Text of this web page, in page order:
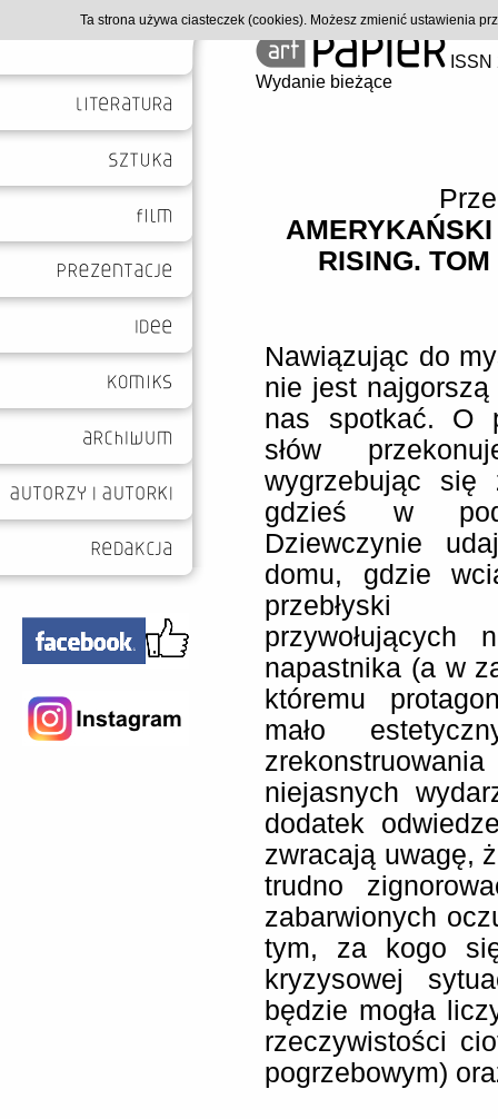
Wydanie bieżące
RISING.
Nawiązując do
nie jest
nas spotkać. O
słów
wygrzebując się
gdzieś w
Dziewczynie
domu, gdzie
przebłyski
przywołujących
napastnika (a w
któremu
mało
niejasnych
dodatek
zwracają uwagę,
trudno
zabarwionych
tym, za kogo
kryzysowej
będzie mogła
rzeczywistości
pogrzebowym)
Ta strona używa ciasteczek (cookies). Możesz zmienić ustawienia